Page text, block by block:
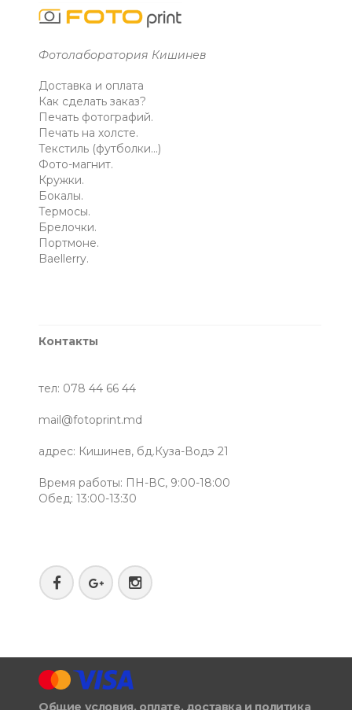
Фотолаборатория Кишинев
Доставка и оплата
Как сделать заказ?
Печать фотографий.
Печать на холсте.
Текстиль (футболки...)
Фото-магнит.
Кружки.
Бокалы.
Термосы.
Брелочки.
Портмоне.
Baellerry.
Контакты
тел: 078 44 66 44
mail@fotoprint.md
адрес: Кишинев, бд.Куза-Водэ 21
Время работы: ПН-ВС, 9:00-18:00
Обед: 13:00-13:30